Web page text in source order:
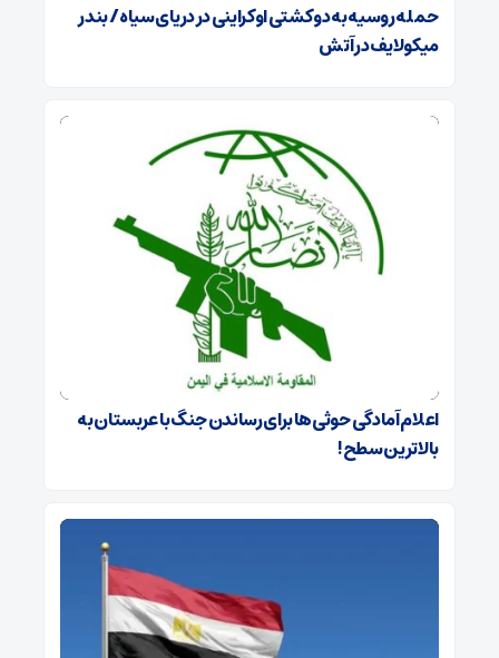
حمله روسیه به دو کشتی اوکراینی در دریای سیاه / بندر
میکولایف در آتش
اعلام آمادگی حوثی‌ها برای رساندن جنگ با عربستان به
بالاترین سطح!